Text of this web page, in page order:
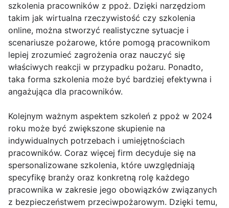
szkolenia pracowników z ppoż. Dzięki narzędziom
takim jak wirtualna rzeczywistość czy szkolenia
online, można stworzyć realistyczne sytuacje i
scenariusze pożarowe, które pomogą pracownikom
lepiej zrozumieć zagrożenia oraz nauczyć się
właściwych reakcji w przypadku pożaru. Ponadto,
taka forma szkolenia może być bardziej efektywna i
angażująca dla pracowników.
Kolejnym ważnym aspektem szkoleń z ppoż w 2024
roku może być zwiększone skupienie na
indywidualnych potrzebach i umiejętnościach
pracowników. Coraz więcej firm decyduje się na
spersonalizowane szkolenia, które uwzględniają
specyfikę branży oraz konkretną rolę każdego
pracownika w zakresie jego obowiązków związanych
z bezpieczeństwem przeciwpożarowym. Dzięki temu,